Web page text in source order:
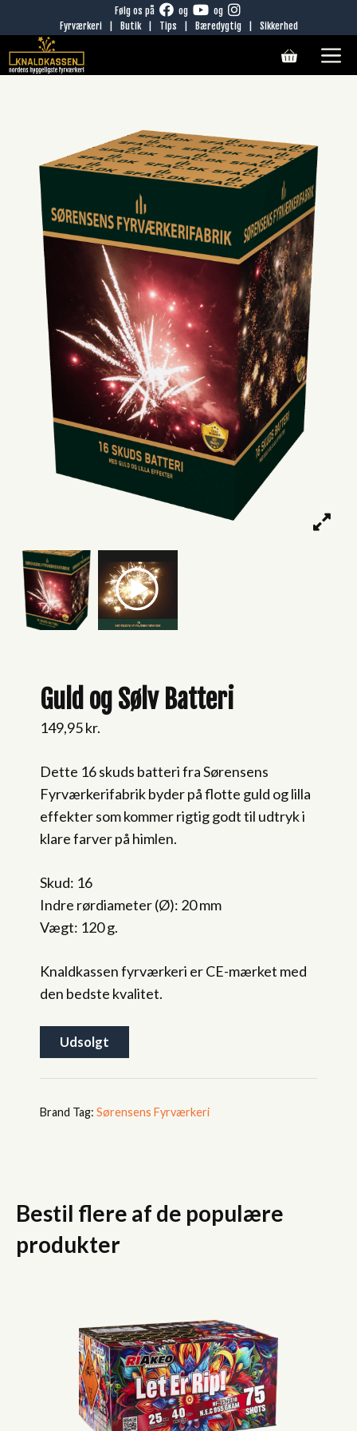
til
indhold
Følg os på og
og
Fyrværkeri
Butik Tips Bæredygtig Sikkerhed
Guld og Sølv Batteri
149,95kr.
Dette 16 skuds batteri fra Sørensens
Fyrværkerifabrik byder på flotte guld og lilla
effekter som kommer rigtig godt til udtryk i
klare farver på himlen.
Skud: 16
Indre rørdiameter (Ø): 20 mm
Vægt: 120 g.
Knaldkassen fyrværkeri er CE-mærket med
den bedste kvalitet.
Udsolgt
Tag: Sørensens Fyrværkeri
Bestil flere af de populære
produkter